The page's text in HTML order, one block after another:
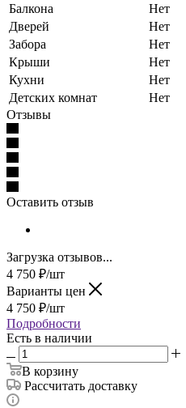
Балкона
Нет
Дверей
Нет
Забора
Нет
Крыши
Нет
Кухни
Нет
Детских комнат
Нет
Отзывы
Оставить отзыв
Загрузка отзывов...
4 750 ₽/шт
Варианты цен
4 750 ₽/шт
Подробности
Есть в наличии
В корзину
Рассчитать доставку